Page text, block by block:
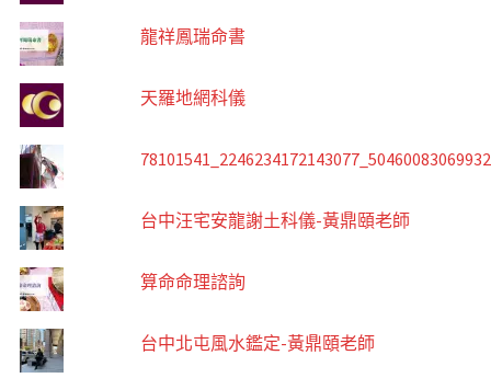
龍祥鳳瑞命書
天羅地網科儀
台中汪宅安龍謝土科儀-黃鼎頤老師
算命命理諮詢
台中北屯風水鑑定-黃鼎頤老師